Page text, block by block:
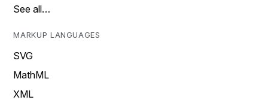
See all…
MARKUP LANGUAGES
SVG
MathML
XML